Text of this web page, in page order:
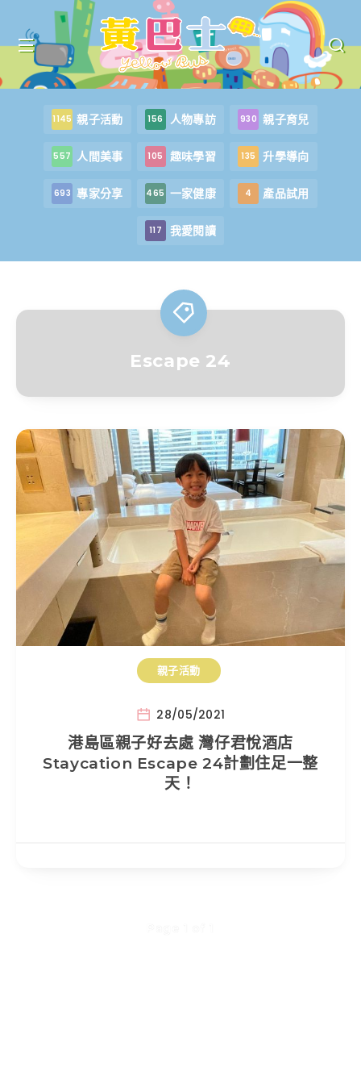
1145 親子活動 156 人物專訪 930 親子育兒
557 人間美事 105 趣味學習 135 升學導向
693 專家分享 465 一家健康 4 產品試用
117 我愛閱讀
Escape 24
親子活動
28/05/2021
港島區親子好去處 灣仔君悅酒店
Staycation Escape 24計劃住足一整
天！